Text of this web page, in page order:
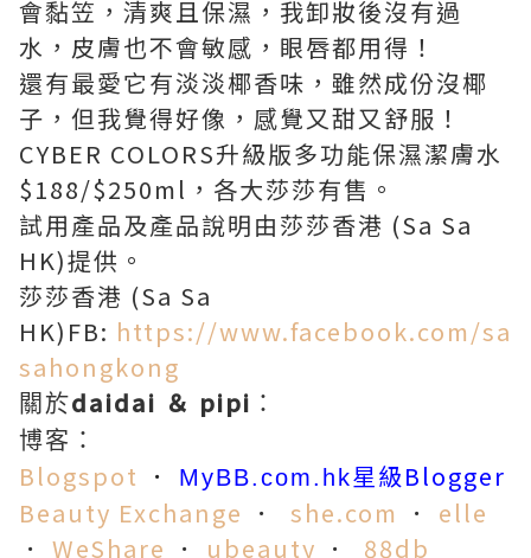
會黏笠，清爽且保濕，我卸妝後沒有過
水，皮膚也不會敏感，眼唇都用得！
還有最愛它有淡淡椰香味，雖然成份沒椰
子，但我覺得好像，感覺又甜又舒服！
CYBER COLORS升級版多功能保濕潔膚水
$188/$250ml，各大莎莎有售。
試用產品及產品說明由莎莎香港 (Sa Sa
HK)提供。
莎莎香港 (Sa Sa
HK)FB: https://www.facebook.com/sa
sahongkong
關於daidai ＆ pipi ：
博客：
Blogspot ． MyBB.com.hk星級Blogger
Beauty Exchange ． she.com ． elle
． WeShare ． ubeauty ． 88db